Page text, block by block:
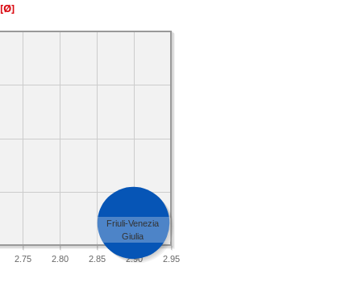
[Ø]
2.75 2.80 2.85 2.90 2.95
Friuli-Venezia
Giulia